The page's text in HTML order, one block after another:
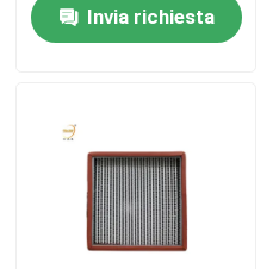
Prodotti
Circa noi
Giro della fabbrica
Invia richiesta